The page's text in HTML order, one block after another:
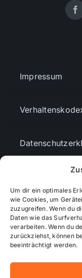
Um dir ein optimales
wie Cookies, um
zuzugreifen. Wenn du
Daten wie das
verarbeiten. Wenn du
zurückziehst, können
beeinträchtigt werden.
Impressum
Cookie-
Mediendaten